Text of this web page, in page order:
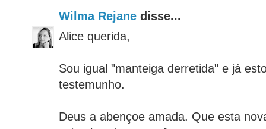
Wilma Rejane disse...
Alice querida,
Sou igual "manteiga derretida" e já
testemunho.
Deus a abençoe amada. Que esta